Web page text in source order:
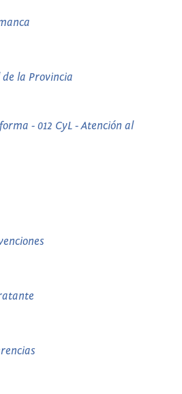
la Provincia
- 012 CyL - Atención al